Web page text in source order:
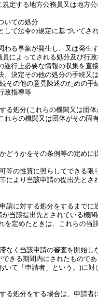
規定する地方公務員又は地方
いての処分
て法令の規定に基づいてさ
る事象が発生し、又は発
によってされる処分及び行
行上必要な情報の収集を直
、決定その他の処分の手続又は
その他の意見陳述のための
政指導等
る処分(これらの機関又は団
れらの機関又は団体がその固
どうかをその条例等の定め
の性質に照らしてできる限
により当該申請の提出先と
請に対する処分をするまでに
当該提出先とされている機
を定めたときは、これらの
なく当該申請の審査を開始
きる期間内にされたもので
いて「申請者」という。)に対
処分をする場合は、申請者